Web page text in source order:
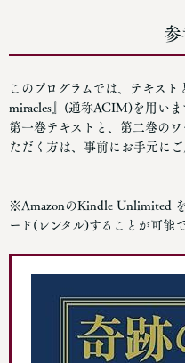
参
このプログラムでは、テキスト
miracles』(通称ACIM)を用いま
第一巻テキストと、第二巻の
ただく方は、事前にお手元にご
※AmazonのKindle Unlimited
ード(レンタル)することが可能